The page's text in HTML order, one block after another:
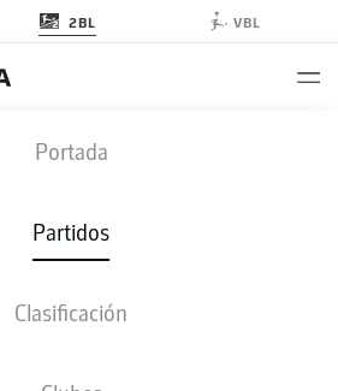
2BL VBL
Portada
Partidos
Clasificación
SGF - H96
1 0
ESTADÍSTICAS